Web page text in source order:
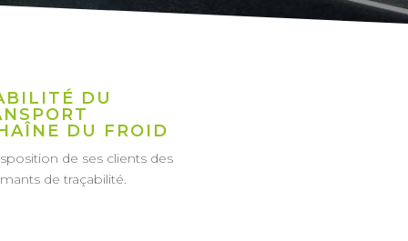
DU
DU FROID
de ses clients des
de traçabilité.